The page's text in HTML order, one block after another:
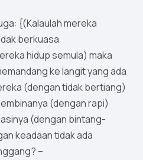
{(Kalaulah mereka
berkuasa
hidup semula) maka
ke langit yang ada
(dengan tidak bertiang)
(dengan rapi)
(dengan bintang-
keadaan tidak ada
–